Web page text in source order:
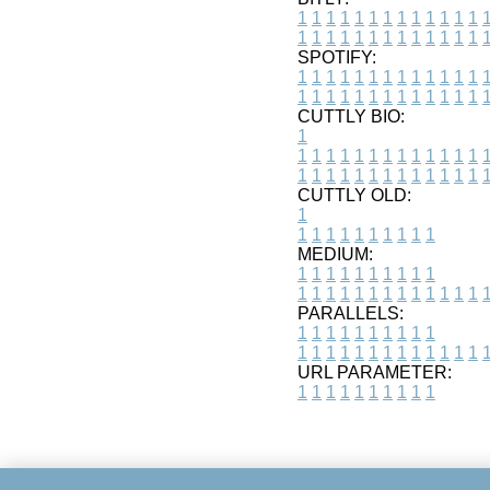
1 1 1 1 1 1 1 1 1 1 1 1 1 1
1 1 1 1 1 1 1 1 1 1 1 1 1 1
SPOTIFY:
1 1 1 1 1 1 1 1 1 1 1 1 1 1
1 1 1 1 1 1 1 1 1 1 1 1 1 1
CUTTLY BIO:
1
1 1 1 1 1 1 1 1 1 1 1 1 1 1
1 1 1 1 1 1 1 1 1 1 1 1 1 1
CUTTLY OLD:
1
1 1 1 1 1 1 1 1 1 1
MEDIUM:
1 1 1 1 1 1 1 1 1 1
1 1 1 1 1 1 1 1 1 1 1 1 1 1
PARALLELS:
1 1 1 1 1 1 1 1 1 1
1 1 1 1 1 1 1 1 1 1 1 1 1 1
URL PARAMETER:
1 1 1 1 1 1 1 1 1 1